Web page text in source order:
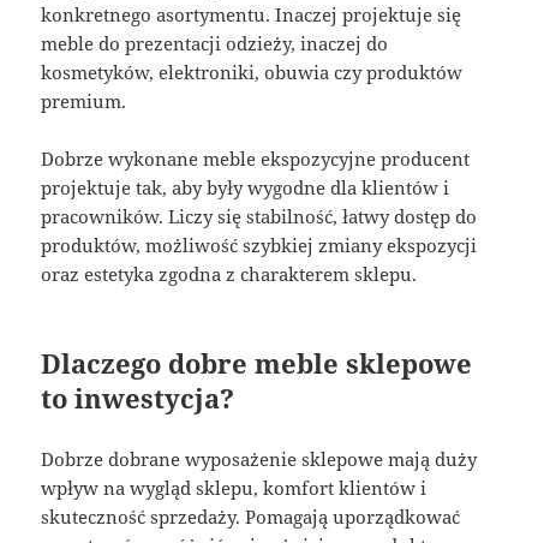
konkretnego asortymentu. Inaczej projektuje się
meble do prezentacji odzieży, inaczej do
kosmetyków, elektroniki, obuwia czy produktów
premium.
Dobrze wykonane meble ekspozycyjne producent
projektuje tak, aby były wygodne dla klientów i
pracowników. Liczy się stabilność, łatwy dostęp do
produktów, możliwość szybkiej zmiany ekspozycji
oraz estetyka zgodna z charakterem sklepu.
Dlaczego dobre meble sklepowe
to inwestycja?
Dobrze dobrane wyposażenie sklepowe mają duży
wpływ na wygląd sklepu, komfort klientów i
skuteczność sprzedaży. Pomagają uporządkować